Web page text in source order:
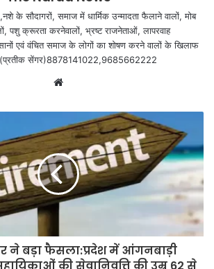
के सौदागरों, समाज में धार्मिक उन्मादता फैलाने वालों, मोब
पशु क्रूरता करनेवालों, भ्रष्ट राजनेताओं, लापरवाह
एवं वंचित समाज के लोगों का शोषण करने वालों के खिलाफ
(प्रतीक सेंगर)8878141022,9685662222
Website
ने बड़ा फैसला:प्रदेश में आंगनबाड़ी